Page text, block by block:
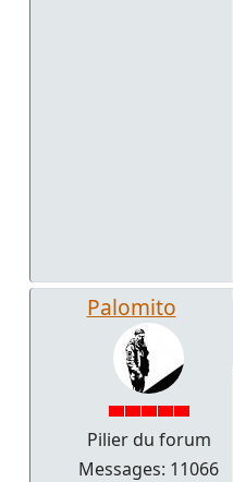
Palomito
Pilier du forum
Messages: 11066